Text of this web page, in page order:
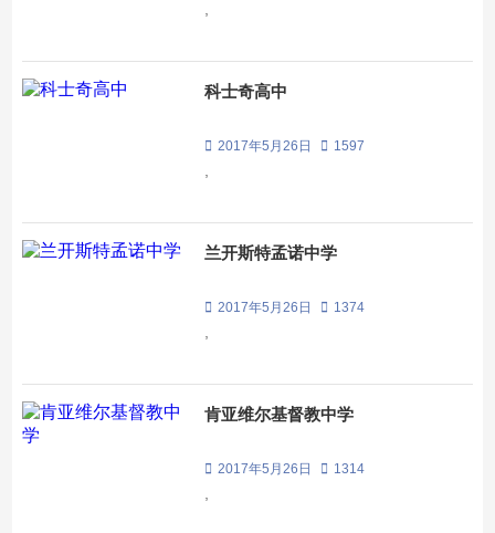
科士奇高中
2017年5月26日 1597
兰开斯特孟诺中学
2017年5月26日 1374
肯亚维尔基督教中学
2017年5月26日 1314